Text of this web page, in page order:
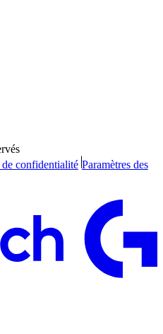
confidentialité Paramètres des